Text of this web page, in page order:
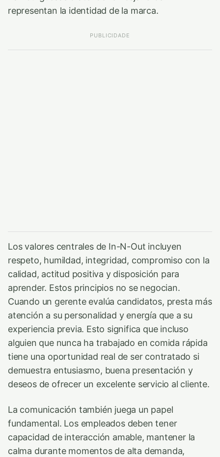
representan la identidad de la marca.
PUBLICIDADE
Los valores centrales de In-N-Out incluyen
respeto, humildad, integridad, compromiso con la
calidad, actitud positiva y disposición para
aprender. Estos principios no se negocian.
Cuando un gerente evalúa candidatos, presta más
atención a su personalidad y energía que a su
experiencia previa. Esto significa que incluso
alguien que nunca ha trabajado en comida rápida
tiene una oportunidad real de ser contratado si
demuestra entusiasmo, buena presentación y
deseos de ofrecer un excelente servicio al cliente.
La comunicación también juega un papel
fundamental. Los empleados deben tener
capacidad de interacción amable, mantener la
calma durante momentos de alta demanda,